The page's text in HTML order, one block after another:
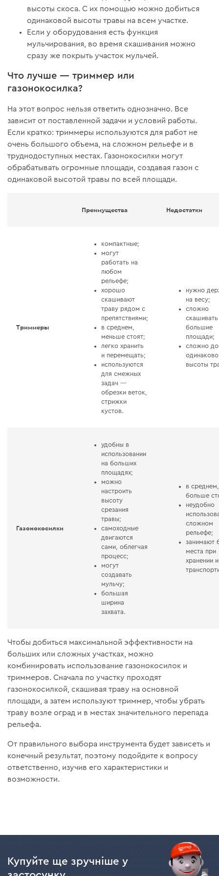
высоты скоса. С их помощью можно добиться
одинаковой высоты травы на всем участке.
Если у оборудования есть функция
мульчирования, во время скашивания можно
сразу же покрыть участок мульчей.
Что лучше — триммер или
газонокосилка?
На этот вопрос нельзя ответить однозначно. Все
зависит от поставленной задачи и условий работы.
Если кратко: триммеры используются для работ не
очень большого объема, на сложном рельефе и в
труднодоступных местах. Газонокосилки могут
обрабатывать огромные площади, создавая газон с
одинаковой высотой травы по всей площади.
Преимущества Недостатки
Триммеры
компактные;
могут
работать на
любом
рельефе;
хорошо
скашивают
траву рядом с
препятствиями;
в среднем,
меньше стоят;
легко хранить
и перемещать;
используются
для смежных
задач —
обрезки веток,
стрижки
кустов.
нужно
на весу;
сложно
большие
площади;
сложно
высоты
Газонокосилки
удобны в
использовании
на больших
площадях;
можно
настроить
высоту
срезания
травы;
самоходные
двигаются
сами, облегчая
процесс;
могут
создавать
мульчу;
большая
ширина
захвата.
в среднем,
больше
неудобно
сложном
рельефе;
занимают
места при
хранении и
Чтобы добиться максимальной эффективности на
больших или сложных участках, можно
комбинировать использование газонокосилок и
триммеров. Сначала по участку проходят
газонокосилкой, скашивая траву на основной
площади, а затем используют триммер, чтобы убрать
траву возле оград и в местах значительного перепада
рельефа.
От правильного выбора инструмента будет зависеть и
конечный результат, поэтому подойдите к вопросу
ответственно, изучив его характеристики и
возможности.
Купуйте ще зручніше у